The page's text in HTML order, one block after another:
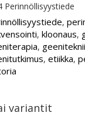
Perinnöllisyystiede
,
, kloonaus,
,
, etiikka,
variantit